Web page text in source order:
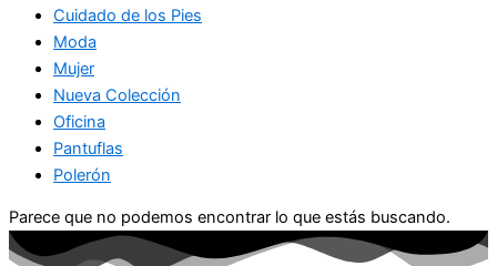
Cuidado de los Pies
Moda
Mujer
Nueva Colección
Oficina
Pantuflas
Polerón
Parece que no podemos encontrar lo que estás buscando.